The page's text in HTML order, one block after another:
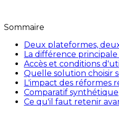
Sommaire
Deux plateformes,
La différence
Accès et conditions
Quelle solution choisir
L'impact des réformes
Comparatif synthétique
Ce qu'il faut retenir